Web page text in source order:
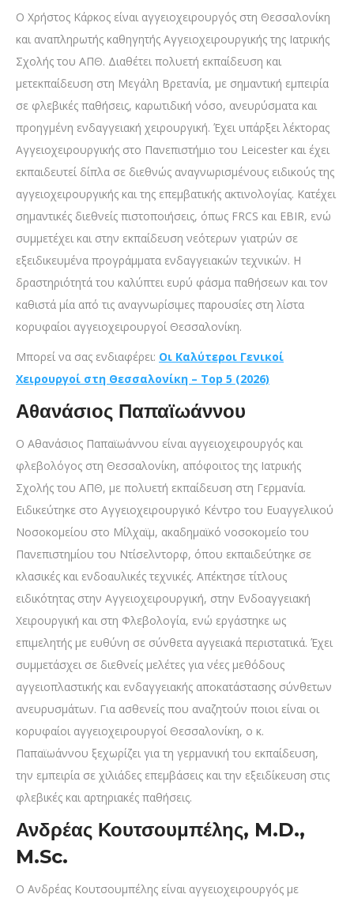
Ο Χρήστος Κάρκος είναι αγγειοχειρουργός στη Θεσσαλονίκη
και αναπληρωτής καθηγητής Αγγειοχειρουργικής της Ιατρικής
Σχολής του ΑΠΘ. Διαθέτει πολυετή εκπαίδευση και
μετεκπαίδευση στη Μεγάλη Βρετανία, με σημαντική εμπειρία
σε φλεβικές παθήσεις, καρωτιδική νόσο, ανευρύσματα και
προηγμένη ενδαγγειακή χειρουργική. Έχει υπάρξει λέκτορας
Αγγειοχειρουργικής στο Πανεπιστήμιο του Leicester και έχει
εκπαιδευτεί δίπλα σε διεθνώς αναγνωρισμένους ειδικούς της
αγγειοχειρουργικής και της επεμβατικής ακτινολογίας. Κατέχει
σημαντικές διεθνείς πιστοποιήσεις, όπως FRCS και EBIR, ενώ
συμμετέχει και στην εκπαίδευση νεότερων γιατρών σε
εξειδικευμένα προγράμματα ενδαγγειακών τεχνικών. Η
δραστηριότητά του καλύπτει ευρύ φάσμα παθήσεων και τον
καθιστά μία από τις αναγνωρίσιμες παρουσίες στη λίστα
κορυφαίοι αγγειοχειρουργοί Θεσσαλονίκη.
Μπορεί να σας ενδιαφέρει: Οι Καλύτεροι Γενικοί
Χειρουργοί στη Θεσσαλονίκη – Top 5 (2026)
Αθανάσιος Παπαϊωάννου
Ο Αθανάσιος Παπαϊωάννου είναι αγγειοχειρουργός και
φλεβολόγος στη Θεσσαλονίκη, απόφοιτος της Ιατρικής
Σχολής του ΑΠΘ, με πολυετή εκπαίδευση στη Γερμανία.
Ειδικεύτηκε στο Αγγειοχειρουργικό Κέντρο του Ευαγγελικού
Νοσοκομείου στο Μίλχαϊμ, ακαδημαϊκό νοσοκομείο του
Πανεπιστημίου του Ντίσελντορφ, όπου εκπαιδεύτηκε σε
κλασικές και ενδοαυλικές τεχνικές. Απέκτησε τίτλους
ειδικότητας στην Αγγειοχειρουργική, στην Ενδοαγγειακή
Χειρουργική και στη Φλεβολογία, ενώ εργάστηκε ως
επιμελητής με ευθύνη σε σύνθετα αγγειακά περιστατικά. Έχει
συμμετάσχει σε διεθνείς μελέτες για νέες μεθόδους
αγγειοπλαστικής και ενδαγγειακής αποκατάστασης σύνθετων
ανευρυσμάτων. Για ασθενείς που αναζητούν ποιοι είναι οι
κορυφαίοι αγγειοχειρουργοί Θεσσαλονίκη, ο κ.
Παπαϊωάννου ξεχωρίζει για τη γερμανική του εκπαίδευση,
την εμπειρία σε χιλιάδες επεμβάσεις και την εξειδίκευση στις
φλεβικές και αρτηριακές παθήσεις.
Ανδρέας Κουτσουμπέλης, M.D.,
M.Sc.
Ο Ανδρέας Κουτσουμπέλης είναι αγγειοχειρουργός με